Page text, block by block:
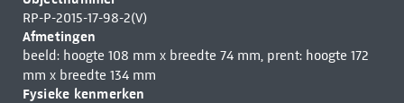
RP-P-2015-17-98-2(V)
Afmetingen
beeld: hoogte 108 mm x breedte 74 mm, prent: hoogte 172
mm x breedte 134 mm
Fysieke kenmerken